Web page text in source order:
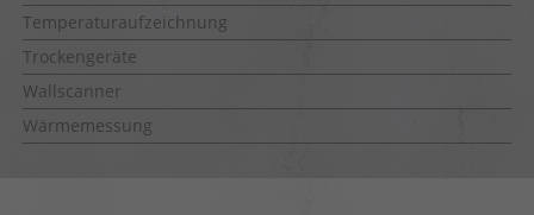
Temperaturaufzeichnung
Trockengeräte
Wallscanner
Wärmemessung